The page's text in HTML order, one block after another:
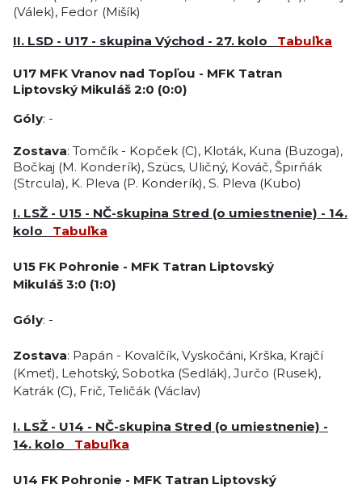
(Válek), Fedor (Mišík)
II. LSD - U17 - skupina Východ - 27. kolo Tabuľka
U17 MFK Vranov nad Topľou - MFK Tatran
Liptovský Mikuláš 2:0 (0:0)
Góly: -
Zostava: Tomčík - Kopček (C), Kloták, Kuna (Buzoga),
Bočkaj (M. Konderík), Szücs, Uličný, Kováč, Špirňák
(Strcula), K. Pleva (P. Konderík), S. Pleva (Kubo)
I. LSŽ - U15 - NČ-skupina Stred (o umiestnenie) - 14.
kolo Tabuľka
U15 FK Pohronie - MFK Tatran Liptovský
Mikuláš 3:0 (1:0)
Góly: -
Zostava: Papán - Kovalčík, Vyskočáni, Krška, Krajčí
(Kmeť), Lehotský, Sobotka (Sedlák), Jurčo (Rusek),
Katrák (C), Frič, Teličák (Václav)
I. LSŽ - U14 - NČ-skupina Stred (o umiestnenie) -
14. kolo Tabuľka
U14 FK Pohronie - MFK Tatran Liptovský